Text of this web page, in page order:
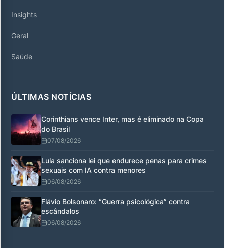
Insights
Geral
Saúde
ÚLTIMAS NOTÍCIAS
Corinthians vence Inter, mas é eliminado na Copa
do Brasil
07/08/2026
Lula sanciona lei que endurece penas para crimes
sexuais com IA contra menores
06/08/2026
Flávio Bolsonaro: “Guerra psicológica” contra
escândalos
06/08/2026